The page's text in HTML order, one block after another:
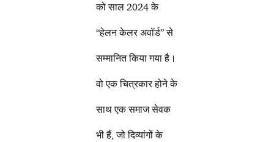
को साल 2024 के
“हेलन केलर अवॉर्ड” से
सम्मानित किया गया है।
वो एक चित्रकार होने के
साथ एक समाज सेवक
भी हैं, जो दिव्यांगों के